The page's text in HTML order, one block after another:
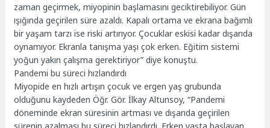
zaman geçirmek, miyopinin başlamasını geciktirebiliyor. Gün
ışığında geçirilen süre azaldı. Kapalı ortama ve ekrana bağımlı
bir yaşam tarzı ise riski artırıyor. Çocuklar eskisi kadar dışarıda
oynamıyor. Ekranla tanışma yaşı çok erken. Eğitim sistemi
yoğun yakın çalışma gerektiriyor” diye konuştu.
Pandemi bu süreci hızlandırdı
Miyopide en hızlı artışın çocuk ve ergen yaş grubunda
olduğunu kaydeden Öğr. Gör. İlkay Altunsoy, “Pandemi
döneminde ekran süresinin artması ve dışarıda geçirilen
sürenin azalması bu süreci hızlandırdı. Erken yaşta başlayan